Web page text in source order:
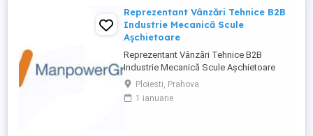
Reprezentant Vânzări Tehnice B2B
Industrie Mecanică Scule
Așchietoare
Reprezentant Vânzări Tehnice B2B
Industrie Mecanică Scule Așchietoare
Companie specializată în importul și
distribuția de scule așchietoare și
echipamente industriale din Europa,
Ploiesti, Prahova
1 ianuarie